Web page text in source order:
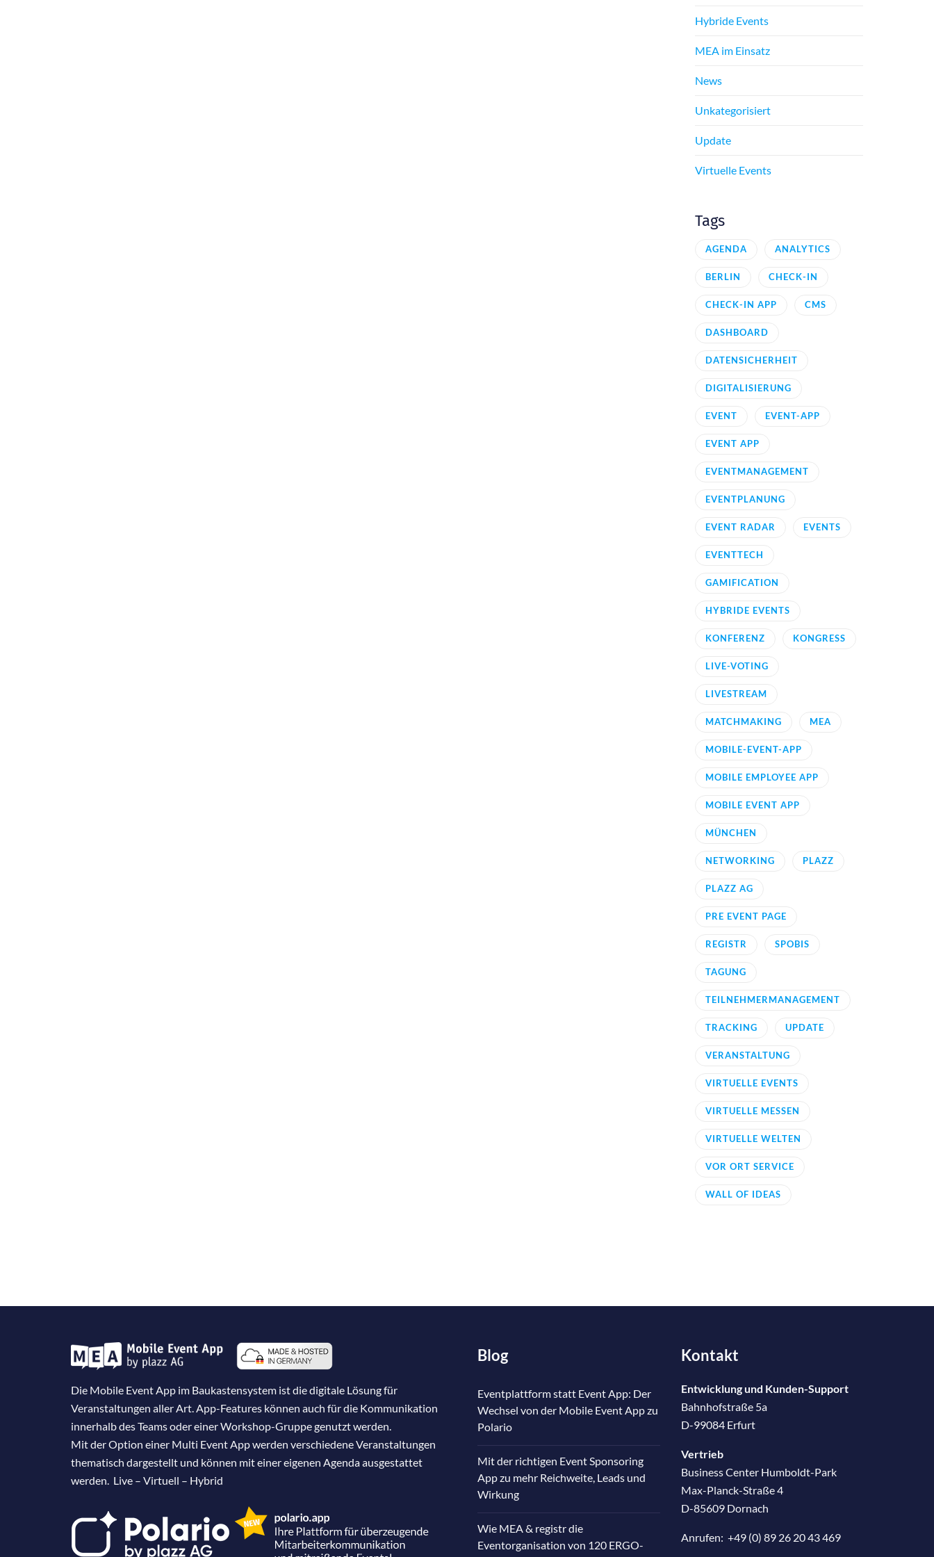
Hybride Events
MEA im Einsatz
News
Unkategorisiert
Update
Virtuelle Events
Tags
AGENDA ANALYTICS
BERLIN CHECK-IN
CHECK-IN APP CMS
DASHBOARD
DATENSICHERHEIT
DIGITALISIERUNG
EVENT EVENT-APP
EVENT APP
EVENTMANAGEMENT
EVENTPLANUNG
EVENT RADAR EVENTS
EVENTTECH
GAMIFICATION
HYBRIDE EVENTS
KONFERENZ KONGRESS
LIVE-VOTING
LIVESTREAM
MATCHMAKING MEA
MOBILE-EVENT-APP
MOBILE EMPLOYEE APP
MOBILE EVENT APP
MÜNCHEN
NETWORKING PLAZZ
PLAZZ AG
PRE EVENT PAGE
REGISTR SPOBIS
TAGUNG
TEILNEHMERMANAGEMENT
TRACKING UPDATE
VERANSTALTUNG
VIRTUELLE EVENTS
VIRTUELLE MESSEN
VIRTUELLE WELTEN
VOR ORT SERVICE
WALL OF IDEAS
Die Mobile Event App im Baukastensystem ist die digitale Lösung für
Veranstaltungen aller Art. App-Features können auch für die Kommunikation
innerhalb des Teams oder einer Workshop-Gruppe genutzt werden.
Mit der Option einer Multi Event App werden verschiedene Veranstaltungen
thematisch dargestellt und können mit einer eigenen Agenda ausgestattet
werden. Live – Virtuell – Hybrid
Blog
Eventplattform statt Event App: Der
Wechsel von der Mobile Event App zu
Polario
Mit der richtigen Event Sponsoring
App zu mehr Reichweite, Leads und
Wirkung
Wie MEA & registr die
Eventorganisation von 120 ERGO-
Kontakt
Entwicklung und Kunden-Support
Bahnhofstraße 5a
D-99084 Erfurt
Vertrieb
Business Center Humboldt-Park
Max-Planck-Straße 4
D-85609 Dornach
Anrufen: +49 (0) 89 26 20 43 469